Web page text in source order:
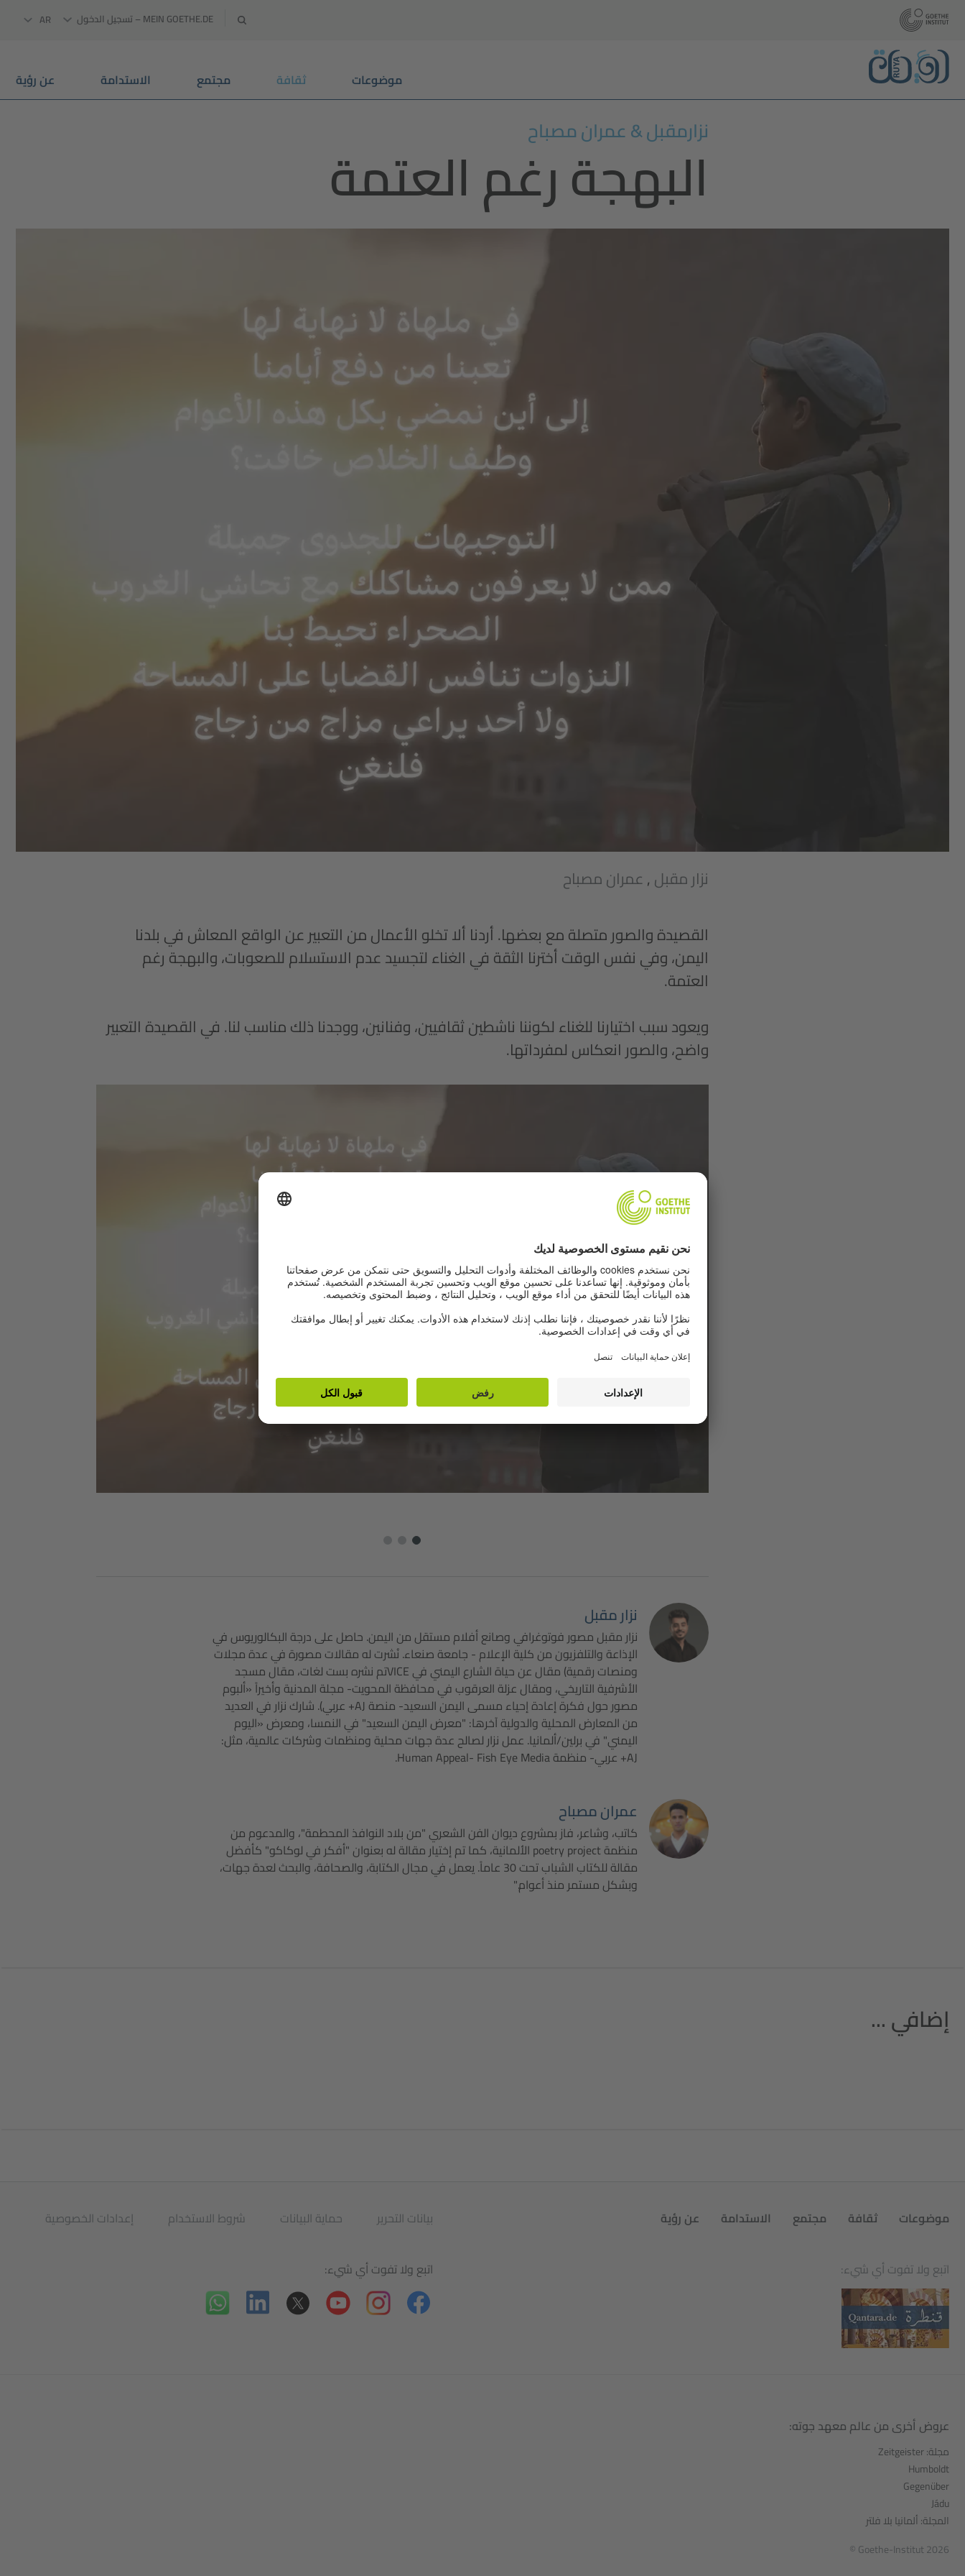
MEIN GOETHE.DE – تسجيل الدخول
AR
موضوعات ثقافة مجتمع الاستدامة عن رؤية
نزارمقبل & عمران مصباح
البهجة رغم العتمة
نزار مقبل ,عمران مصباح
القصيدة والصور متصلة مع بعضها. أردنا ألا تخلو الأعمال من التعبير عن الواقع المعاش في بلدنا
اليمن، وفي نفس الوقت أخترنا الثقة في الغناء لتجسيد عدم الاستسلام للصعوبات، والبهجة رغم
العتمة.
ويعود سبب اختيارنا للغناء لكوننا ناشطين ثقافيين، وفنانين، ووجدنا ذلك مناسب لنا. في القصيدة التعبير
واضح، والصور انعكاس لمفرداتها.
نزار مقبل
نزار مقبل مصور فوتوغرافي وصانع أفلام مستقل من اليمن. حاصل على درجة البكالوريوس في
الإذاعة والتلفزيون من كلية الإعلام - جامعة صنعاء. نُشرت له مقالات مصورة في عدة مجلات
ومنصات رقمية) مقال عن حياة الشارع اليمني في VICEتم نشره بست لغات، مقال مسجد
الأشرفية التاريخي، ومقال عزلة العرقوب في محافظة المحويت- مجلة المدنية وأخيراً «ألبوم
مصور حول فكرة إعادة إحياء مسمى اليمن السعيد- منصة AJ+ عربي). شارك نزار في العديد
من المعارض المحلية والدولية آخرها: "معرض اليمن السعيد" في النمسا، ومعرض «اليوم
اليمني" في برلين/ألمانيا. عمل نزار لصالح عدة جهات محلية ومنظمات وشركات عالمية، مثل:
AJ+ عربي- منظمة Human Appeal- Fish Eye Media.
عمران مصباح
كاتب، وشاعر، فاز بمشروع ديوان الفن الشعري "من بلاد النوافذ المحطمة"، والمدعوم من
منظمة poetry project الألمانية، كما تم إختيار مقالة له بعنوان "أفكر في لوكاكو" كأفضل
مقالة للكتاب الشباب تحت 30 عاماً. يعمل في مجال الكتابة، والصحافة، والبحث لعدة جهات،
وبشكل مستمر منذ أعوام."
إضافي ...
موضوعات ثقافة مجتمع الاستدامة عن رؤية بيانات التحرير حماية البيانات شروط الاستخدام إعدادات الخصوصية
اتبع ولا تفوت أي شيء: اتبع ولا تفوت أي شيء:
عروض أخرى من عالم معهد جوته:
مجلة: Zeitgeister
Humboldt
Gegenüber
Jádu
المجلة: ألمانيا بلا فلتر
© Goethe-Institut 2026